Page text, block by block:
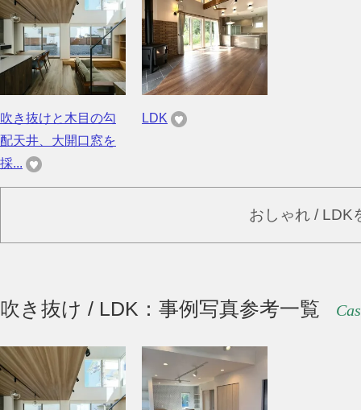
吹き抜けと木目の勾
配天井、大開口窓を
採...
LDK
おしゃれ / LDK
吹き抜け / LDK：事例写真参考一覧